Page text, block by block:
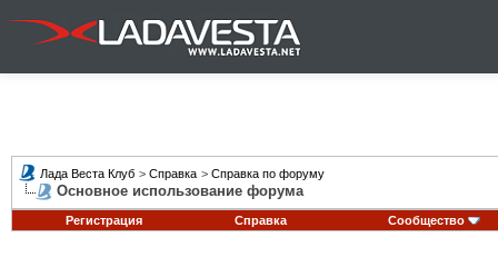
Лада Веста Клуб > Справка > Справка по форуму
Основное использование форума
Регистрация Справка Сообщество